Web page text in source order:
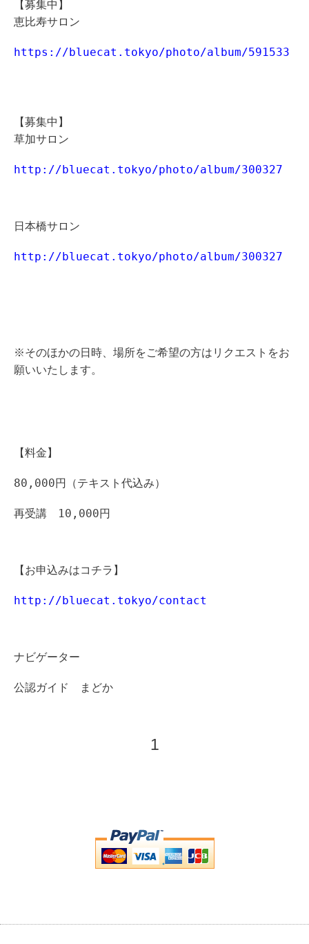
【募集中】
恵比寿サロン
https://bluecat.tokyo/photo/album/591533
【募集中】
草加サロン
http://bluecat.tokyo/photo/album/300327
日本橋サロン
http://bluecat.tokyo/photo/album/300327
※そのほかの日時、場所をご希望の方はリクエストをお
願いいたします。
【料金】
80,000円（テキスト代込み）
再受講 10,000円
【お申込みはコチラ】
http://bluecat.tokyo/contact
ナビゲーター
公認ガイド まどか
1